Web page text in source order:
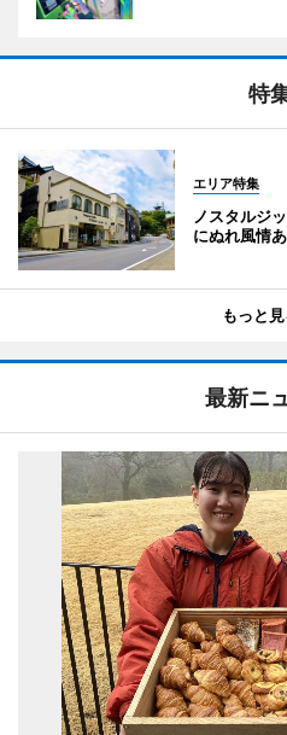
特
エリア特集
ノスタルジ
にぬれ風情
もっと
最新ニ